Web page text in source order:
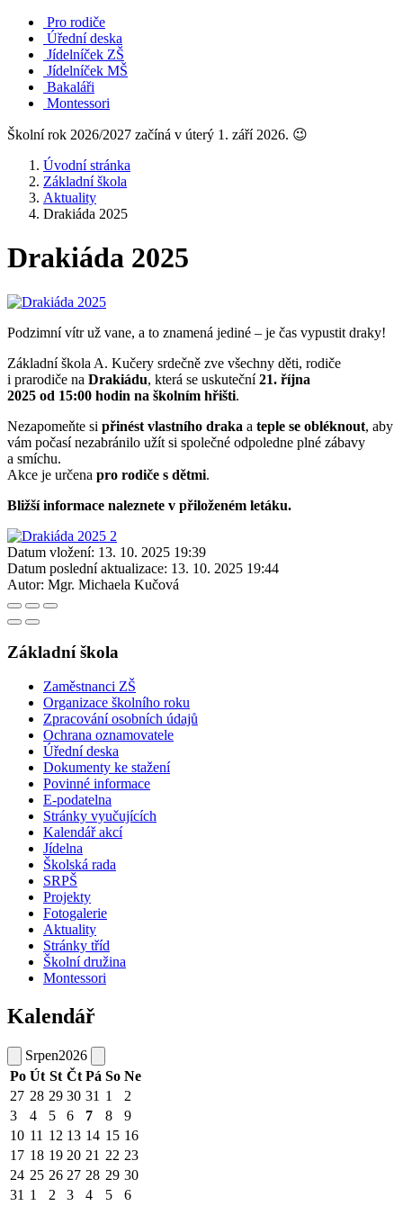
Pro rodiče
Úřední deska
Jídelníček ZŠ
Jídelníček MŠ
Bakaláři
Montessori
Školní rok 2026/2027 začíná v úterý 1. září 2026. 😉
Úvodní stránka
Základní škola
Aktuality
Drakiáda 2025
Drakiáda 2025
Podzimní vítr už vane, a to znamená jediné – je čas vypustit draky!
Základní škola A. Kučery srdečně zve všechny děti, rodiče
i prarodiče na Drakiádu, která se uskuteční21. října
2025 od 15:00 hodin na školním hřišti.
Nezapomeňte si přinést vlastního draka a teple se obléknout, aby
vám počasí nezabránilo užít si společné odpoledne plné zábavy
a smíchu.
Akce je určena pro rodiče s dětmi.
Bližší informace naleznete v přiloženém letáku.
Datum vložení: 13. 10. 2025 19:39
Datum poslední aktualizace: 13. 10. 2025 19:44
Autor: Mgr. Michaela Kučová
Základní škola
Zaměstnanci ZŠ
Organizace školního roku
Zpracování osobních údajů
Ochrana oznamovatele
Úřední deska
Dokumenty ke stažení
Povinné informace
E-podatelna
Stránky vyučujících
Kalendář akcí
Jídelna
Školská rada
SRPŠ
Projekty
Fotogalerie
Aktuality
Stránky tříd
Školní družina
Montessori
Kalendář
Srpen2026
Po Út St Čt Pá So Ne
27 28 29 30 31 1
2
3
4 5 6 7 8
9
10 11 12 13 14 15 16
17 18 19 20 21 22 23
24 25 26 27 28 29 30
31 1 2 3 4 5 6